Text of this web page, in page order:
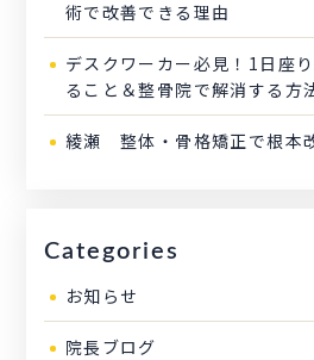
術で改善できる理由
デスクワーカー必見！1日座
ること＆整骨院で解消する方
綾瀬 整体・骨格矯正で根本
Categories
お知らせ
院長ブログ